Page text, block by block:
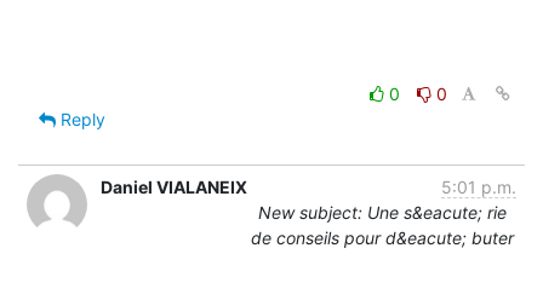
0
0
Reply
Daniel VIALANEIX
5:01 p.m.
New subject: Une s&eacute; rie
de conseils pour d&eacute; buter